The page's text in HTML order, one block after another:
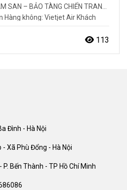
SAN – BẢO TÀNG CHIẾN TRANH
Hàng không: Vietjet Air Khách
điện Hoàng Gia…
113
Đình - Hà Nội
- Xã Phù Đổng - Hà Nội
Bến Thành - TP Hồ Chí Minh